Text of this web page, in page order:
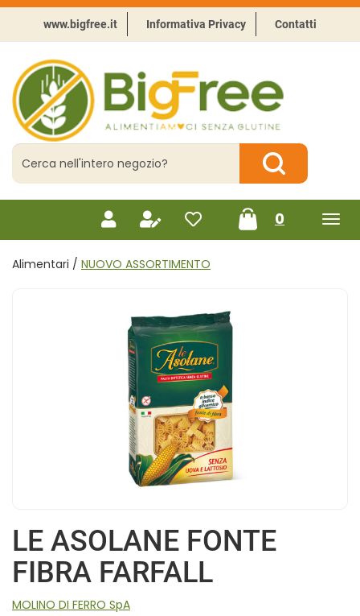
Passa
contenuto
principale
www.bigfree.it Informativa Privacy Contatti
BigFree
-
Punto
celiachia
Cerca
Prodotto
Cerca Prodotto
0prodotti
inseriti
Alimentari / NUOVO ASSORTIMENTO
LE ASOLANE FONTE
FIBRA FARFALL
MOLINO DI FERRO SpA